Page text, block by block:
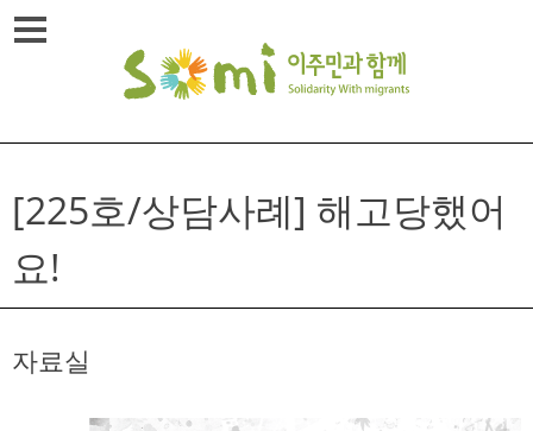
Skip
to
[225호/상담사례] 해고당했어
요!
자료실